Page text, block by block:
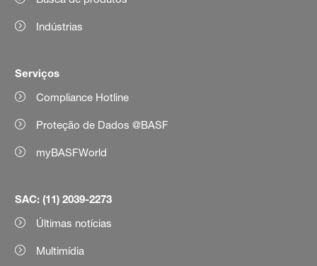
Indústrias
Serviços
Compliance Hotline
Proteção de Dados @BASF
myBASFWorld
SAC: (11) 2039-2273
Últimas notícias
Multimídia